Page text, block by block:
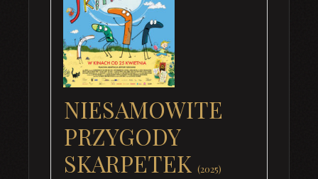
NIESAMOWITE
PRZYGODY
SKARPETEK (2025)